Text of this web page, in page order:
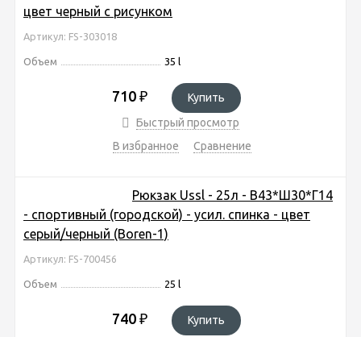
цвет черный с рисунком
Артикул: FS-303018
Объем 35 l
710 ₽
Купить
Быстрый просмотр
В избранное
Сравнение
Рюкзак Ussl - 25л - В43*Ш30*Г14
- спортивный (городской) - усил. спинка - цвет
серый/черный (Boren-1)
Артикул: FS-700456
Объем 25 l
740 ₽
Купить